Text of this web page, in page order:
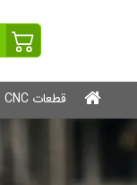
قطعات CNC